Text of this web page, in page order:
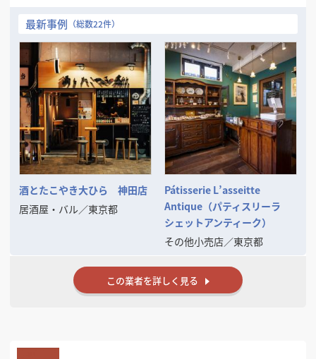
私たちが携わった全ての人のBEST PLACEを作るお手伝いができたらと
思います。
最新事例 （総数22件）
酒とたこやき大ひら 神田店
居酒屋・バル／東京都
Pátisserie L’asseitte
Antique（パティスリーラ
シェットアンティーク）
その他小売店／東京都
この業者を詳しく見る